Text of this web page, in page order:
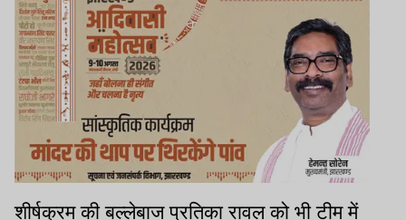
शीर्षक्रम की बल्लेबाज प्रतिका रावल को भी टीम में